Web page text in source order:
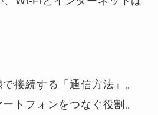
接続する「通信方法」。
トフォンをつなぐ役割。